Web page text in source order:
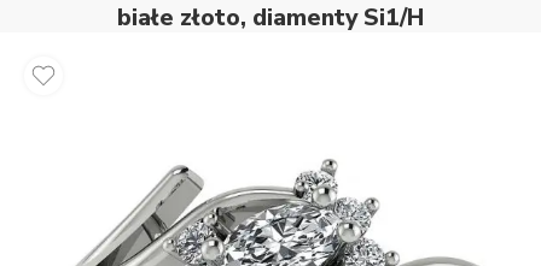
białe złoto, diamenty Si1/H